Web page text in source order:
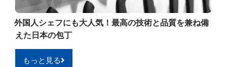
外国人シェフにも大人気！最高の技術と品質を兼ね備
えた日本の包丁
もっと見る